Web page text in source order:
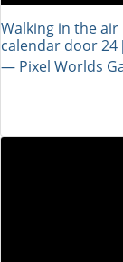
Walking in the air
calendar door 24
― Pixel Worlds